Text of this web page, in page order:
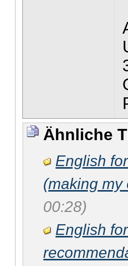
Ähnliche
English
(making my
00:28)
English